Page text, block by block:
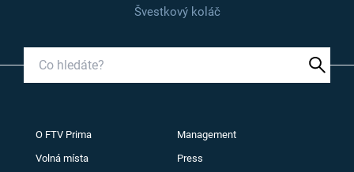
Švestkový koláč
O FTV Prima Management
Volná místa Press